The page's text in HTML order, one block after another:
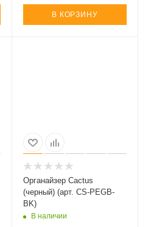
В КОРЗИНУ
Органайзер Cactus
(черный) (арт. CS-PEGB-
BK)
В наличии